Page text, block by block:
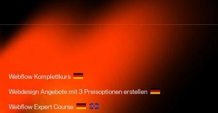
Webflow Komplettkurs
Webdesign Angebote mit 3 Preisoptionen erstellen
Webflow Expert Course